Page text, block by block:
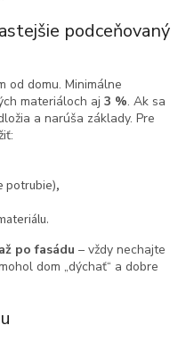
podceňovaný
od domu. Minimálne
materiáloch aj 3 %. Ak sa
a narúša základy. Pre
potrubie),
po fasádu – vždy nechajte
dom „dýchať“ a dobre